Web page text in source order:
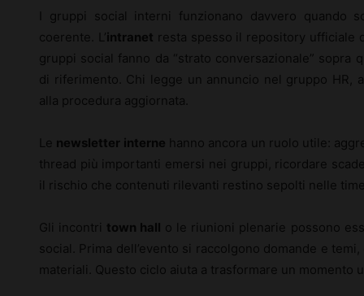
I gruppi social interni funzionano davvero
coerente. L’intranet resta spesso il repository ufficiale
gruppi social fanno da “strato conversazionale”
di riferimento. Chi legge un annuncio nel gruppo HR,
alla procedura aggiornata.
Le newsletter interne hanno ancora un ruolo utile:
thread più importanti emersi nei gruppi, ricordare
il rischio che contenuti rilevanti restino sepolti nelle
Gli incontri town hall o le riunioni plenarie possono
social. Prima dell’evento si raccolgono domande e
materiali. Questo ciclo aiuta a trasformare un momento